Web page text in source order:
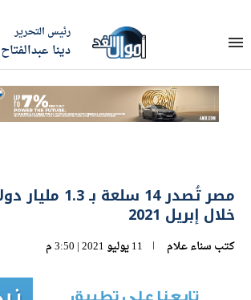
رئيس التحرير
دينا عبدالفتاح
خلال إبريل 2021
كتب سناء علام 11 يوليو 2021 | 3:50 م